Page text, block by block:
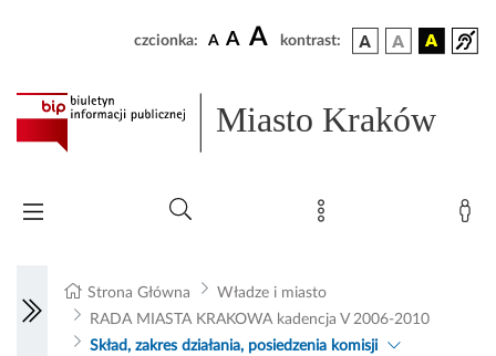
czcionka: A A A kontrast:
Miasto Kraków
Strona Główna
Władze i miasto
RADA MIASTA KRAKOWA kadencja V 2006-2010
Skład, zakres działania, posiedzenia komisji